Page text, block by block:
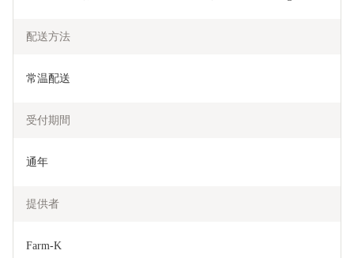
配送方法
常温配送
受付期間
通年
提供者
Farm-K